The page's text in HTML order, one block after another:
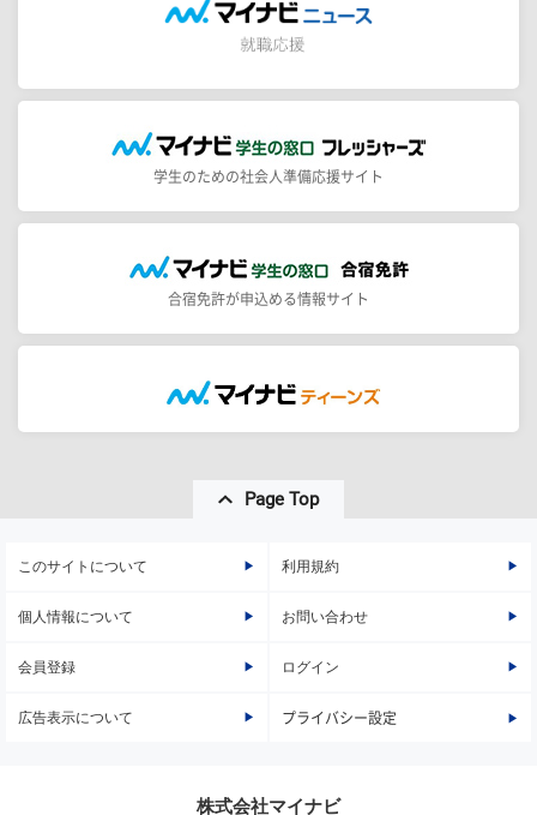
学生のための社会人準備応援サイト
合宿免許が申込める情報サイト
Page Top
このサイトについて 利用規約
個人情報について お問い合わせ
会員登録 ログイン
広告表示について プライバシー設定
株式会社マイナビ